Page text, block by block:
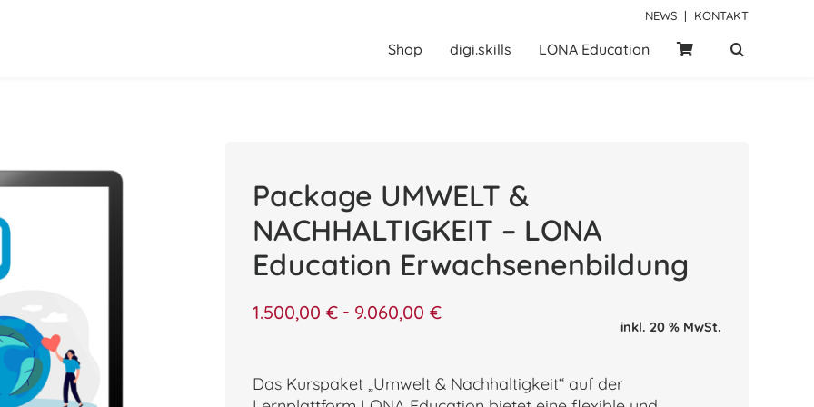
NEWS | KONTAKT
Shop digi.skills LONA Education
Package UMWELT &
NACHHALTIGKEIT – LONA
Education Erwachsenenbildung
1.500,00 € - 9.060,00 €
inkl. 20 % MwSt.
Das Kurspaket „Umwelt & Nachhaltigkeit“ auf der